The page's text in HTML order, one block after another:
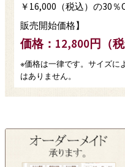
￥16,000（税込）の30％
販売開始価格】
価格：12,800円（税
※価格は一律です。サイズに
はありません。